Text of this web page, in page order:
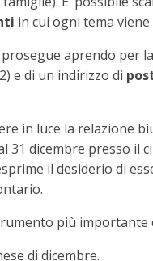
in cui ogni tema viene
aprendo per
e di un indirizzo di
in luce la relazione
31 dicembre presso
il desiderio di
più importante
di dicembre.